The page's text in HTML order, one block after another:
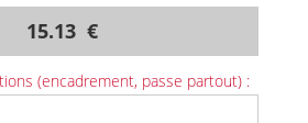
15.13 €
(encadrement, passe partout) :